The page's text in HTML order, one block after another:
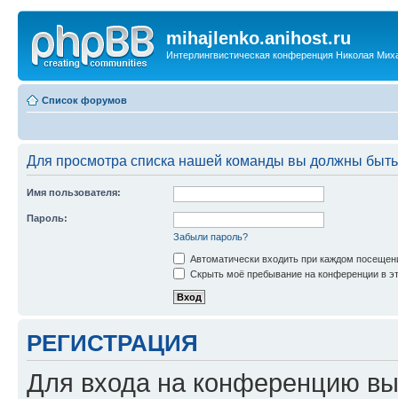
mihajlenko.anihost.ru
Интерлингвистическая конференция Николая
Список форумов
Для просмотра списка нашей команды вы должны
Имя пользователя:
Пароль:
Забыли пароль?
Автоматически входить при каждом
Скрыть моё пребывание на конференции в
РЕГИСТРАЦИЯ
Для входа на конференцию